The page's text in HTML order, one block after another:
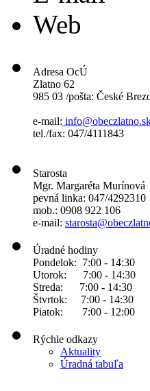
Web
Adresa OcÚ
Zlatno 62
985 03 /pošta: České
e-mail:
tel./fax: 047/4111843
Starosta
Mgr. Margaréta Murínová
pevná linka: 047/4292310
mob.: 0908 922 106
e-mail:
Úradné hodiny
Pondelok: 7:00 - 14:30
Utorok: 7:00 - 14:30
Streda: 7:00 - 14:30
Štvrtok: 7:00 - 14:30
Piatok: 7:00 - 12:00
Rýchle odkazy
Aktuality
Úradná tabuľa